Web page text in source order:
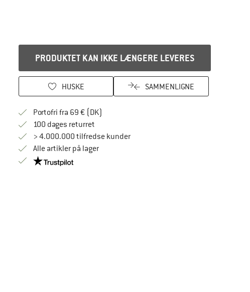
PRODUKTET KAN IKKE LÆNGERE LEVERES
HUSKE SAMMENLIGNE
Portofri fra 69 € (DK)
100 dages returretGå til returretten her Åbnes i en infoboks
> 4.000.000 tilfredse kunder
Alle artikler på lager
Vi er Trustpilot-certificeret - oplysningerne får du